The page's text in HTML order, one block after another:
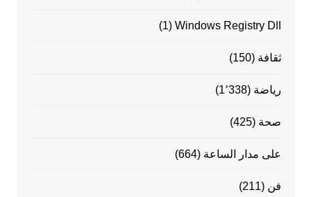
Windows Registry Dll
(1)
ثقافة (150)
رياضة (1٬338)
صحة (425)
على مدار الساعة (664)
فن (211)